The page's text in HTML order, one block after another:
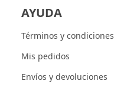
AYUDA
Términos y condiciones
Mis pedidos
Envíos y devoluciones